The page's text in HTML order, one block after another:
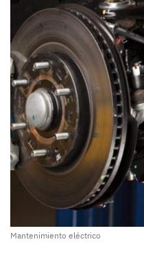
Mantenimiento eléctrico